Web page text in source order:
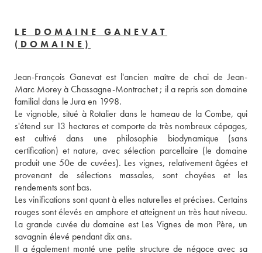
LE DOMAINE GANEVAT
(DOMAINE)
Jean-François Ganevat est l'ancien maître de chai de Jean-
Marc Morey à Chassagne-Montrachet ; il a repris son domaine
familial dans le Jura en 1998.
Le vignoble, situé à Rotalier dans le hameau de la Combe, qui
s'étend sur 13 hectares et comporte de très nombreux cépages,
est cultivé dans une philosophie biodynamique (sans
certification) et nature, avec sélection parcellaire (le domaine
produit une 50e de cuvées). Les vignes, relativement âgées et
provenant de sélections massales, sont choyées et les
rendements sont bas.
Les vinifications sont quant à elles naturelles et précises. Certains
rouges sont élevés en amphore et atteignent un très haut niveau.
La grande cuvée du domaine est Les Vignes de mon Père, un
savagnin élevé pendant dix ans.
Il a également monté une petite structure de négoce avec sa